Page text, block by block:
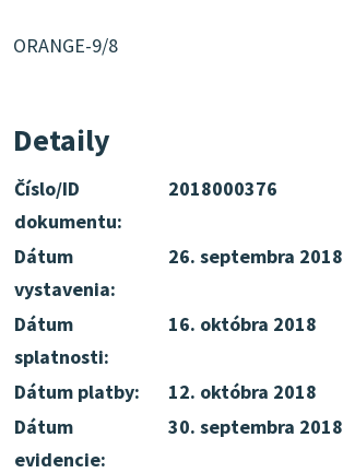
ORANGE-9/8
Detaily
Číslo/ID
dokumentu:
2018000376
Dátum
vystavenia:
26. septembra 2018
Dátum
splatnosti:
16. októbra 2018
Dátum platby:
12. októbra 2018
Dátum
evidencie:
30. septembra 2018